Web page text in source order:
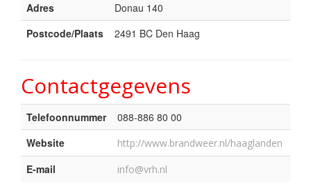
Adres
Donau 140
Postcode/Plaats
2491 BC Den Haag
Contactgegevens
Telefoonnummer
088-886 80 00
Website
http://www.brandweer.nl/haaglanden
E-mail info@vrh.nl